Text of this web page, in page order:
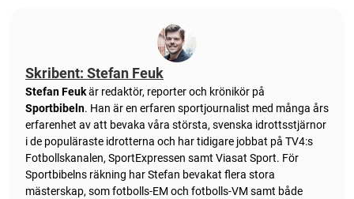
Skribent: Stefan Feuk
Stefan Feukär redaktör, reporter och krönikör på
Sportbibeln. Han är en erfaren sportjournalist med många års
erfarenhet av att bevaka våra största, svenska idrottsstjärnor
i de populäraste idrotterna och har tidigare jobbat på TV4:s
Fotbollskanalen, SportExpressen samt Viasat Sport. För
Sportbibelns räkning har Stefan bevakat flera stora
mästerskap, som fotbolls-EM och fotbolls-VM samt både